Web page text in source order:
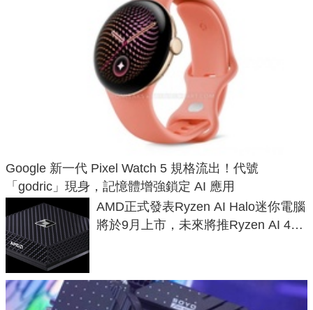
Google 新一代 Pixel Watch 5 規格流出！代號
「godric」現身，記憶體增強鎖定 AI 應用
AMD正式發表Ryzen AI Halo迷你電腦
將於9月上市，未來將推Ryzen AI 400